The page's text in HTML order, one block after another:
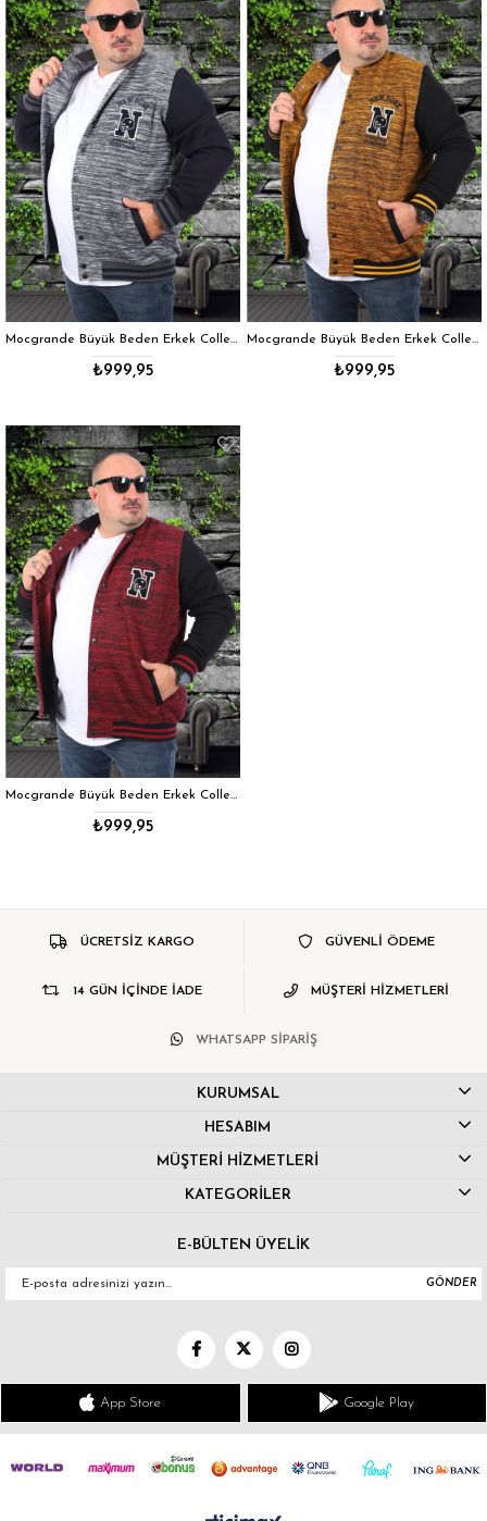
Mocgrande Büyük Beden Erkek College Mont 22728 LACIVERT
₺999,95
ürün
Mocgrande Büyük Beden Erkek College Mont 22728 HARDAL
₺999,95
ürün
Mocgrande Büyük Beden Erkek College Mont 22728 BORDO
₺999,95
yeni
ürün
ÜCRETSİZ KARGO GÜVENLİ ÖDEME
14 GÜN İÇİNDE İADE MÜŞTERİ HİZMETLERİ
WHATSAPP SİPARİŞ
KURUMSAL
HESABIM
MÜŞTERİ HİZMETLERİ
KATEGORİLER
E-BÜLTEN ÜYELİK
GÖNDER
App Store Google Play